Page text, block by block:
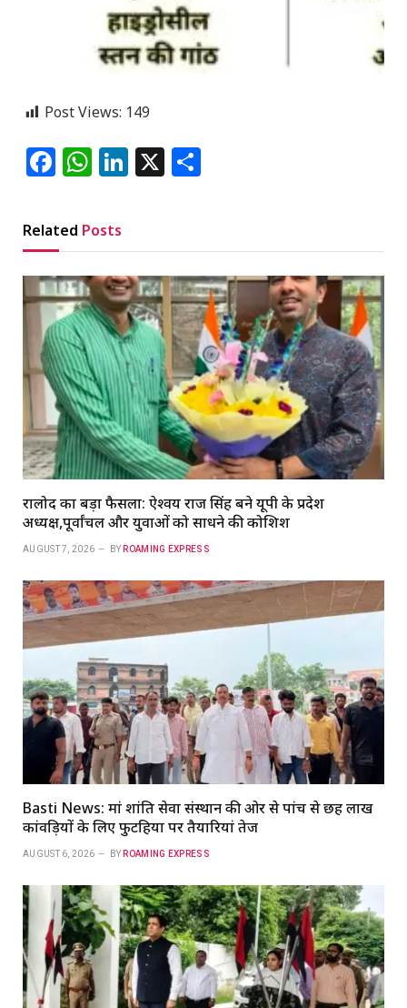
Post Views: 149
Facebook
WhatsApp
LinkedIn
X
Related Posts
रालोद का बड़ा फैसला: ऐश्वर्य राज सिंह बने यूपी के प्रदेश
अध्यक्ष,पूर्वांचल और युवाओं को साधने की कोशिश
AUGUST 7, 2026 BY ROAMING EXPRESS
Basti News: मां शांति सेवा संस्थान की ओर से पांच से छह लाख
कांवड़ियों के लिए फुटहिया पर तैयारियां तेज
AUGUST 6, 2026 BY ROAMING EXPRESS